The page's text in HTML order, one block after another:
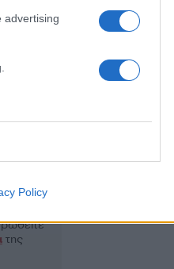
advertising
Policy
2000 /2000
της